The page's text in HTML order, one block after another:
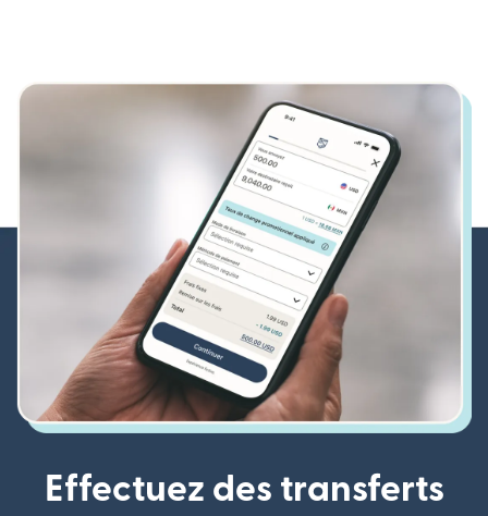
Effectuez des transferts